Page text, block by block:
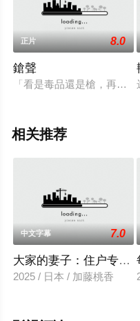
正片 8.0
鎗聲
「看是毒品還是槍，再拼
相关推荐
中文字幕 7.0
大家的妻子：住户专用
2025 / 日本 / 加藤桃香